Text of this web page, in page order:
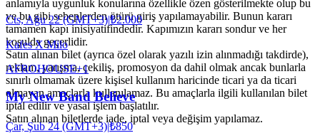
anlamıyla uygunluk konularına özellikle özen gösterilmekte olup bu
ve bu gibi sebeplerden ötürü giriş yapılamayabilir. Bunun kararı
tamamen kapı inisiyatifindedir. Kapımızın kararı sondur ve her
koşulda geçerlidir.
Satın alınan bilet (ayrıca özel olarak yazılı izin alınmadığı takdirde),
reklam, yarışma, çekiliş, promosyon da dahil olmak ancak bunlarla
sınırlı olmamak üzere kişisel kullanım haricinde ticari ya da ticari
olmayan amaçlarla kullanılamaz. Bu amaçlarla ilgili kullanılan bilet
iptal edilir ve yasal işlem başlatılır.
Satın alınan biletlerde iade, iptal veya değişim yapılamaz.
Cts, Ağu 22 (GMT+3)|₺2.000
Kafes X Milo
AFROHOUSE+1
My New Band Believe
Çar, Şub 24 (GMT+3)|₺850